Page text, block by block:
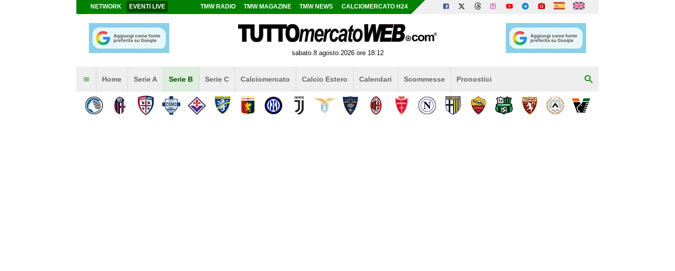
NETWORK EVENTI LIVE TMW RADIO TMW MAGAZINE TMW NEWS CALCIOMERCATO H24
sabato 8 agosto 2026 ore 18:12
Home Serie A Serie B Serie C Calciomercato Calcio Estero Calendari Scommesse Pronostici